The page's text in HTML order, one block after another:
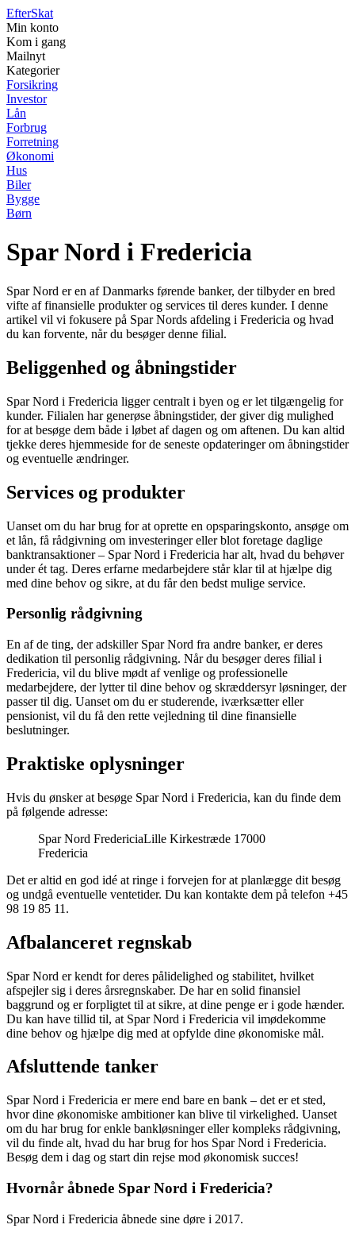
EfterSkat
Min konto
Kom i gang
Mailnyt
Kategorier
Forsikring
Investor
Lån
Forbrug
Forretning
Økonomi
Hus
Biler
Bygge
Børn
Spar Nord i Fredericia
Spar Nord er en af Danmarks førende banker, der tilbyder en bred
vifte af finansielle produkter og services til deres kunder. I denne
artikel vil vi fokusere på Spar Nords afdeling i Fredericia og hvad
du kan forvente, når du besøger denne filial.
Beliggenhed og åbningstider
Spar Nord i Fredericia ligger centralt i byen og er let tilgængelig for
kunder. Filialen har generøse åbningstider, der giver dig mulighed
for at besøge dem både i løbet af dagen og om aftenen. Du kan altid
tjekke deres hjemmeside for de seneste opdateringer om åbningstider
og eventuelle ændringer.
Services og produkter
Uanset om du har brug for at oprette en opsparingskonto, ansøge om
et lån, få rådgivning om investeringer eller blot foretage daglige
banktransaktioner – Spar Nord i Fredericia har alt, hvad du behøver
under ét tag. Deres erfarne medarbejdere står klar til at hjælpe dig
med dine behov og sikre, at du får den bedst mulige service.
Personlig rådgivning
En af de ting, der adskiller Spar Nord fra andre banker, er deres
dedikation til personlig rådgivning. Når du besøger deres filial i
Fredericia, vil du blive mødt af venlige og professionelle
medarbejdere, der lytter til dine behov og skræddersyr løsninger, der
passer til dig. Uanset om du er studerende, iværksætter eller
pensionist, vil du få den rette vejledning til dine finansielle
beslutninger.
Praktiske oplysninger
Hvis du ønsker at besøge Spar Nord i Fredericia, kan du finde dem
på følgende adresse:
Spar Nord FredericiaLille Kirkestræde 17000
Fredericia
Det er altid en god idé at ringe i forvejen for at planlægge dit besøg
og undgå eventuelle ventetider. Du kan kontakte dem på telefon +45
98 19 85 11.
Afbalanceret regnskab
Spar Nord er kendt for deres pålidelighed og stabilitet, hvilket
afspejler sig i deres årsregnskaber. De har en solid finansiel
baggrund og er forpligtet til at sikre, at dine penge er i gode hænder.
Du kan have tillid til, at Spar Nord i Fredericia vil imødekomme
dine behov og hjælpe dig med at opfylde dine økonomiske mål.
Afsluttende tanker
Spar Nord i Fredericia er mere end bare en bank – det er et sted,
hvor dine økonomiske ambitioner kan blive til virkelighed. Uanset
om du har brug for enkle bankløsninger eller kompleks rådgivning,
vil du finde alt, hvad du har brug for hos Spar Nord i Fredericia.
Besøg dem i dag og start din rejse mod økonomisk succes!
Hvornår åbnede Spar Nord i Fredericia?
Spar Nord i Fredericia åbnede sine døre i 2017.